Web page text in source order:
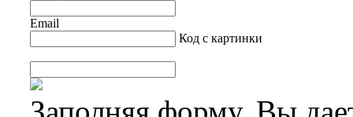
Email
Код с картинки